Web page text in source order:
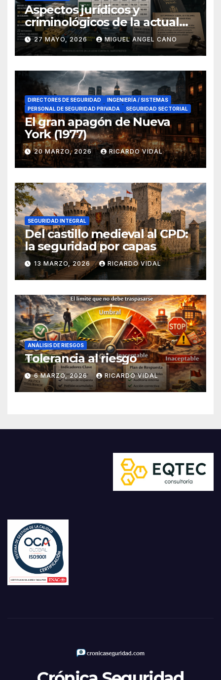
Aspectos jurídicos y
criminológicos de la actual
lucha contra el narcotráfico
en el sur de España
27 MAYO, 2026 MIGUEL ANGEL CANO
DIRECTORES DE SEGURIDAD
INGENIERÍA / SISTEMAS
PERSONAL DE SEGURIDAD PRIVADA
SEGURIDAD SECTORIAL
El gran apagón de Nueva
York (1977)
20 MARZO, 2026 RICARDO VIDAL
SEGURIDAD INTEGRAL
Del castillo medieval al CPD:
la seguridad por capas
13 MARZO, 2026 RICARDO VIDAL
ANÁLISIS DE RIESGOS
Tolerancia al riesgo
6 MARZO, 2026 RICARDO VIDAL